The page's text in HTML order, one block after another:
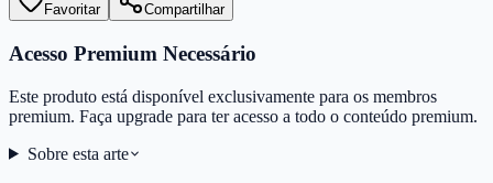
Favoritar Compartilhar
Acesso Premium Necessário
Este produto está disponível exclusivamente para os membros
premium. Faça upgrade para ter acesso a todo o conteúdo premium.
Sobre esta arte